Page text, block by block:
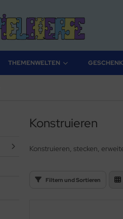
THEMENWELTEN
Konstruieren
Konstruieren, stecken,
Filtern und Sortieren